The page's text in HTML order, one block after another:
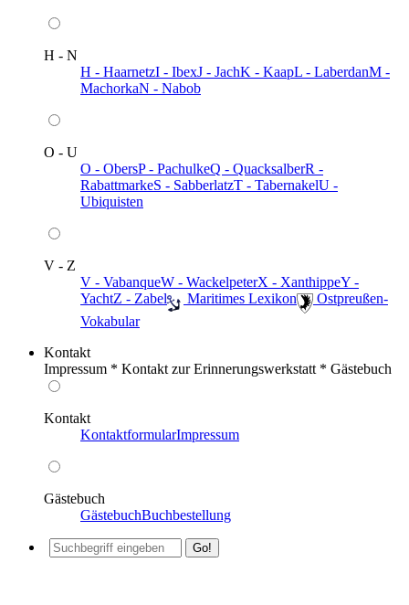
H - N
H - HaarnetzI - IbexJ - JachK - KaapL - LaberdanM -
MachorkaN - Nabob
O - U
O - ObersP - PachulkeQ - QuacksalberR -
RabattmarkeS - SabberlatzT - TabernakelU -
Ubiquisten
V - Z
V - VabanqueW - WackelpeterX - XanthippeY -
YachtZ - Zabel ️ Maritimes Lexikon
️ Ostpreußen-
Vokabular
Kontakt
Impressum * Kontakt zur Erinnerungswerkstatt * Gästebuch
Kontakt
KontaktformularImpressum
Gästebuch
GästebuchBuchbestellung